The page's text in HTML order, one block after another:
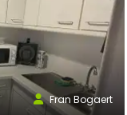
Fran Bogaert